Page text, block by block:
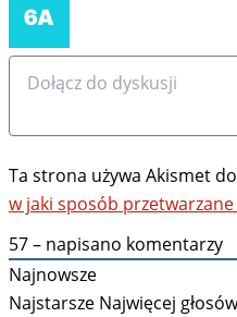
Ta strona używa Akismet
w jaki sposób
57– napisano komentarzy
Najnowsze
Najstarsze Najwięcej głosów